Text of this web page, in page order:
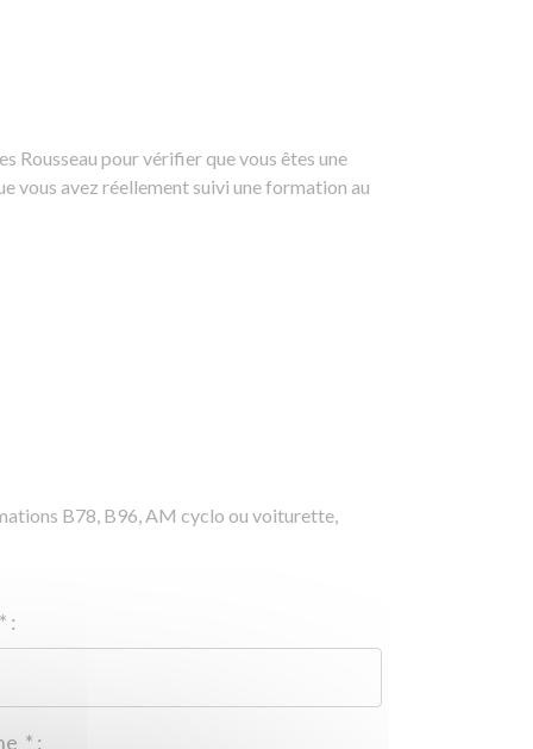
Rousseau pour vérifier que vous êtes une
vous avez réellement suivi une formation au
B78, B96, AM cyclo ou voiturette,
* :
* :